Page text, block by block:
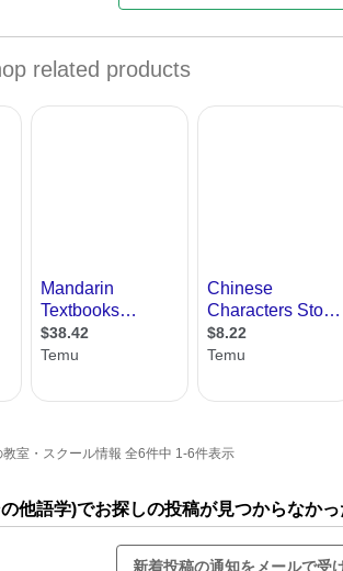
室・スクール情報 全6件中 1-6件表示
他語学)でお探しの投稿が見つからなか
新着投稿の通知をメールで受